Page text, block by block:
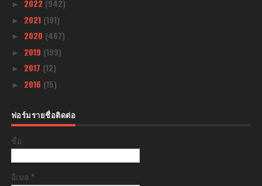
► 2022 (942)
► 2021 (191)
► 2020 (467)
► 2019 (199)
► 2017 (12)
► 2016 (15)
ฟอร์มรายชื่อติดต่อ
ชื่อ
อีเมล *